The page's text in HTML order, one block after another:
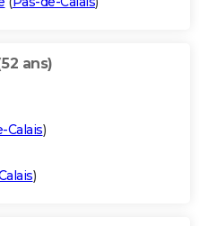
ans)
Calais)
)